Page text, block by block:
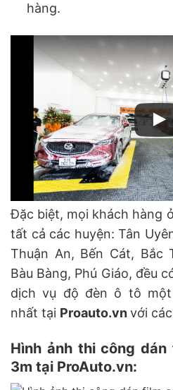
hàng.
Đặc biệt, mọi khách hàng
tất cả các huyện: Tân
Thuận An, Bến Cát, Bắc
Bàu Bàng, Phú Giáo, đều
dịch vụ độ đèn ô tô một
nhất tại Proauto.vnvới
Hình ảnh thi công
3m tại ProAuto.vn: